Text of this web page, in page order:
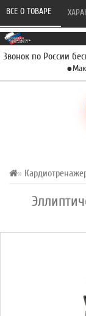
Звонок по России
●
ВСЕ О ТОВАРЕ